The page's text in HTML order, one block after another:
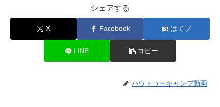
シェアする
X Facebook はてブ
LINE コピー
ハウトゥーキャンプ動画